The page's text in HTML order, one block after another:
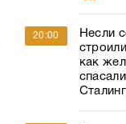
20:00
Несли
как